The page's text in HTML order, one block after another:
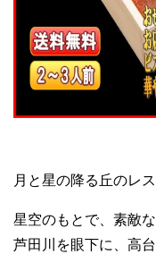
月と星の降る丘のレ
星空のもとで、素敵な
芦田川を眼下に、高